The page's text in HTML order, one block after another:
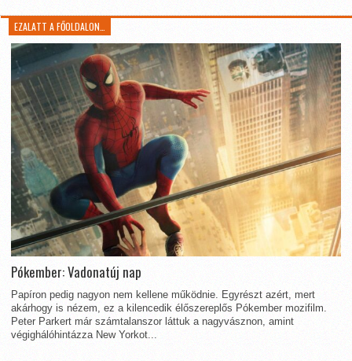
EZALATT A FŐOLDALON…
Pókember: Vadonatúj nap
Papíron pedig nagyon nem kellene működnie. Egyrészt azért, mert
akárhogy is nézem, ez a kilencedik élőszereplős Pókember mozifilm.
Peter Parkert már számtalanszor láttuk a nagyvásznon, amint
végighálóhintázza New Yorkot...